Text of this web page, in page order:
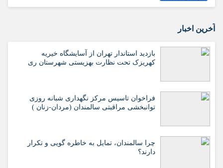
آخرین اخبار
بازدید استاندار تهران از آسایشگاه خیریه
کهریزک تحت نظارت بهزیستی شهرستان ری
فراخوان تاسیس مرکز نگهداری شبانه روزی
توانبخشی مراقبتی سالمندان (مردان-زنان )
چرا سالمندان، تمایل به خاطره گویی و تکرار
دارند؟